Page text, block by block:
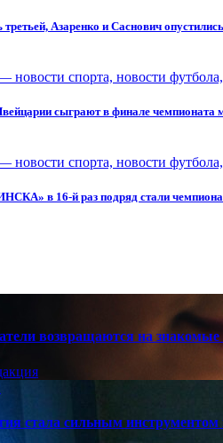
Азаренко и Саснович
новости спорта, новости
сыграют в финале чемпионата
новости спорта, новости
в 16-й раз подряд стали
возвращаются на
стала сильным инструментом